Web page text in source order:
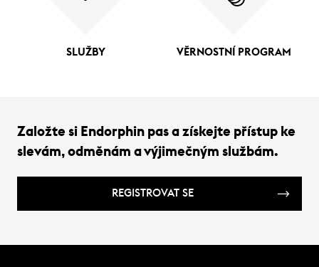
SLUŽBY VĚRNOSTNÍ PROGRAM
Založte si Endorphin pas a získejte přístup ke
slevám, odměnám a výjimečným službám.
REGISTROVAT SE